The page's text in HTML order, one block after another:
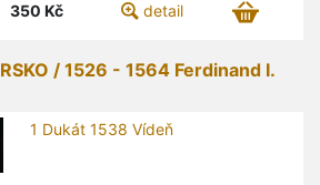
350 Kč detail
/ 1526 - 1564 Ferdinand I.
1 Dukát 1538 Vídeň